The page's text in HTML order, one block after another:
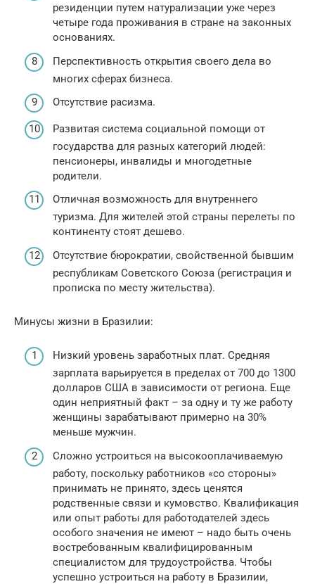
резиденции путем натурализации уже через
четыре года проживания в стране на законных
основаниях.
Перспективность открытия своего дела во
многих сферах бизнеса.
Отсутствие расизма.
Развитая система социальной помощи от
государства для разных категорий людей:
пенсионеры, инвалиды и многодетные
родители.
Отличная возможность для внутреннего
туризма. Для жителей этой страны перелеты по
континенту стоят дешево.
Отсутствие бюрократии, свойственной бывшим
республикам Советского Союза (регистрация и
прописка по месту жительства).
Минусы жизни в Бразилии:
Низкий уровень заработных плат. Средняя
зарплата варьируется в пределах от 700 до 1300
долларов США в зависимости от региона. Еще
один неприятный факт – за одну и ту же работу
женщины зарабатывают примерно на 30%
меньше мужчин.
Сложно устроиться на высокооплачиваемую
работу, поскольку работников «со стороны»
принимать не принято, здесь ценятся
родственные связи и кумовство. Квалификация
или опыт работы для работодателей здесь
особого значения не имеют – надо быть очень
востребованным квалифицированным
специалистом для трудоустройства. Чтобы
успешно устроиться на работу в Бразилии,